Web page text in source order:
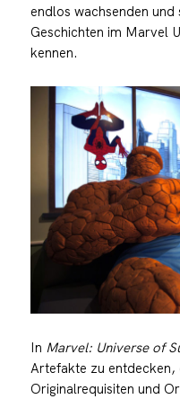
endlos wachsenden und
Geschichten im Marvel
kennen.
In Marvel: Universe of
Artefakte zu
Originalrequisiten und